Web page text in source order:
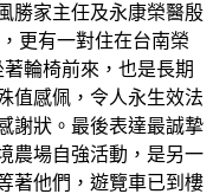
勝家主任及永康榮醫殷
更有一對住在台南榮
輪椅前來，也是長期
值感佩，令人永生效法
謝狀。最後表達最誠摯
農場自強活動，是另一
著他們，遊覽車已到樓